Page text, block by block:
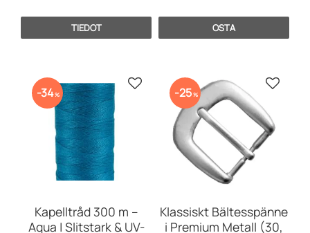
TIEDOT OSTA
Kapelltråd 300 m –
Aqua | Slitstark & UV-
34% Lisää suosikiksi
Klassiskt Bältesspänne
i Premium Metall (30,
25% Lisää